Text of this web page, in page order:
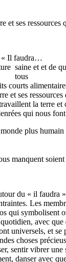
et ses ressources
« Il faudra…
saine et et de
tous
courts
et ses
la terre
qui nous
plus humain
manquent
du « il faudra »
Les
qui symbolisent
avec que
universels, et se
choses
sentir vibrer une
danser avec